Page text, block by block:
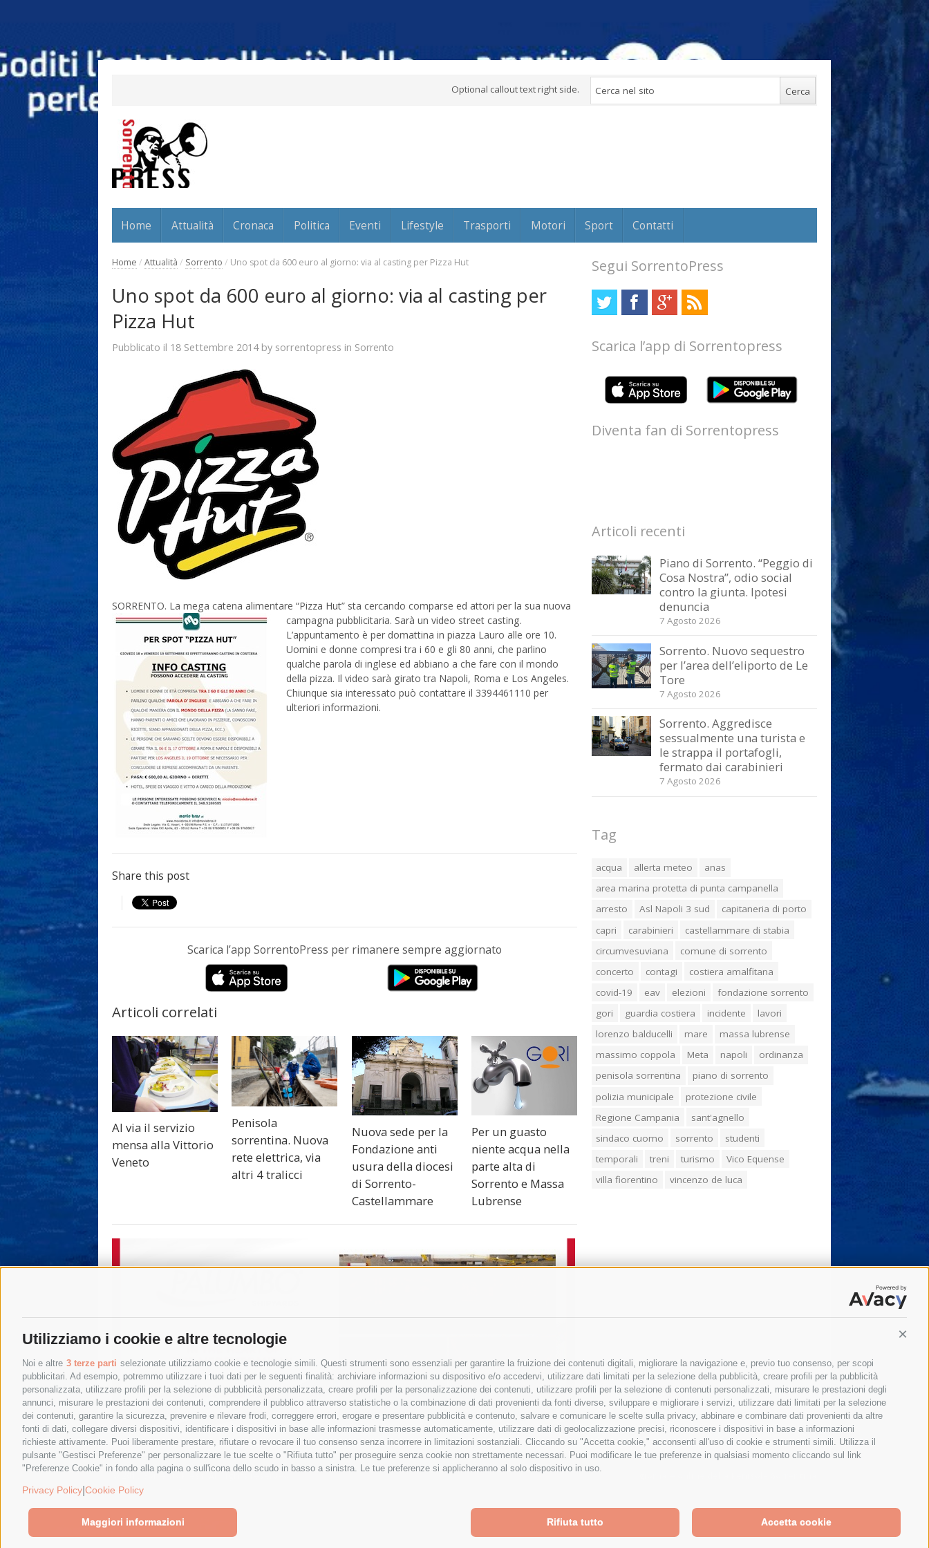
Utilizziamo i cookie e altre tecnologie
Noi e altre 3 terze parti selezionate utilizziamo cookie e tecnologie simili. Questi strumenti sono essenziali per garantire la fruizione dei contenuti digitali, migliorare la navigazione e, previo tuo consenso, per scopi
pubblicitari. Ad esempio, potremmo utilizzare i tuoi dati per le seguenti finalità: archiviare informazioni su dispositivo e/o accedervi, utilizzare dati limitati per la selezione della pubblicità, creare profili per la pubblicità
personalizzata, utilizzare profili per la selezione di pubblicità personalizzata, creare profili per la personalizzazione dei contenuti, utilizzare profili per la selezione di contenuti personalizzati, misurare le prestazioni degli
annunci, misurare le prestazioni dei contenuti, comprendere il pubblico attraverso statistiche o la combinazione di dati provenienti da fonti diverse, sviluppare e migliorare i servizi, utilizzare dati limitati per la selezione
dei contenuti, garantire la sicurezza, prevenire e rilevare frodi, correggere errori, erogare e presentare pubblicità e contenuto, salvare e comunicare le scelte sulla privacy, abbinare e combinare dati provenienti da altre
fonti di dati, collegare diversi dispositivi, identificare i dispositivi in base alle informazioni trasmesse automaticamente, utilizzare dati di geolocalizzazione precisi, riconoscere i dispositivi in base a informazioni
richieste attivamente. Puoi liberamente prestare, rifiutare o revocare il tuo consenso senza incorrere in limitazioni sostanziali. Cliccando su "Accetta cookie," acconsenti all'uso di cookie e strumenti simili. Utilizza il
pulsante "Gestisci Preferenze" per personalizzare le tue scelte o "Rifiuta tutto" per proseguire senza cookie non strettamente necessari. Puoi modificare le tue preferenze in qualsiasi momento cliccando sul link
"Preferenze Cookie" in fondo alla pagina o sull'icona dello scudo in basso a sinistra. Le tue preferenze si applicheranno al solo dispositivo in uso.
Privacy Policy Cookie Policy
Accetta cookie
Rifiuta tutto
Maggiori informazioni
Optional callout text right side.
Home Attualità Cronaca Politica Eventi Lifestyle Trasporti Motori Sport Contatti
Home / Attualità / Sorrento / Uno spot da 600 euro al giorno: via al casting per Pizza Hut
Uno spot da 600 euro al giorno: via al casting per
Pizza Hut
Pubblicato il 18 Settembre 2014by sorrentopress in Sorrento
SORRENTO. La mega catena alimentare “Pizza Hut” sta cercando comparse ed attori per la sua nuova
campagna pubblicitaria. Sarà un video street casting.
L’appuntamento è per domattina in piazza Lauro alle ore 10.
Uomini e donne compresi tra i 60 e gli 80 anni, che parlino
qualche parola di inglese ed abbiano a che fare con il mondo
della pizza. Il video sarà girato tra Napoli, Roma e Los Angeles.
Chiunque sia interessato può contattare il 3394461110 per
ulteriori informazioni.
Share this post
Scarica l’app SorrentoPress per rimanere sempre aggiornato
Articoli correlati
Al via il servizio
mensa alla Vittorio
Veneto
Penisola
sorrentina. Nuova
rete elettrica, via
altri 4 tralicci
Nuova sede per la
Fondazione anti
usura della diocesi
di Sorrento-
Castellammare
Per un guasto
niente acqua nella
parte alta di
Sorrento e Massa
Lubrense
Segui SorrentoPress
Scarica l’app di Sorrentopress
Diventa fan di Sorrentopress
Articoli recenti
Piano di Sorrento. “Peggio di
Cosa Nostra”, odio social
contro la giunta. Ipotesi
denuncia
7 Agosto 2026
Sorrento. Nuovo sequestro
per l’area dell’eliporto de Le
Tore
7 Agosto 2026
Sorrento. Aggredisce
sessualmente una turista e
le strappa il portafogli,
fermato dai carabinieri
7 Agosto 2026
Tag
acqua allerta meteo
anas
area marina protetta di punta campanella
arresto
Asl Napoli 3 sud
capitaneria di porto
capri
carabinieri
castellammare di stabia
circumvesuviana
comune di sorrento
concerto
contagi
costiera amalfitana
covid-19
eav elezioni
fondazione sorrento
gori
guardia costiera incidente
lavori
lorenzo balducelli
mare
massa lubrense
massimo coppola
Meta napoli
ordinanza
penisola sorrentina
piano di sorrento
polizia municipale
protezione civile
Regione Campania
sant'agnello
sindaco cuomo
sorrento
studenti
temporali
treni turismo
Vico Equense
villa fiorentino
vincenzo de luca
© 2015 SorrentoPress. All rights reserved.
Privacy policy